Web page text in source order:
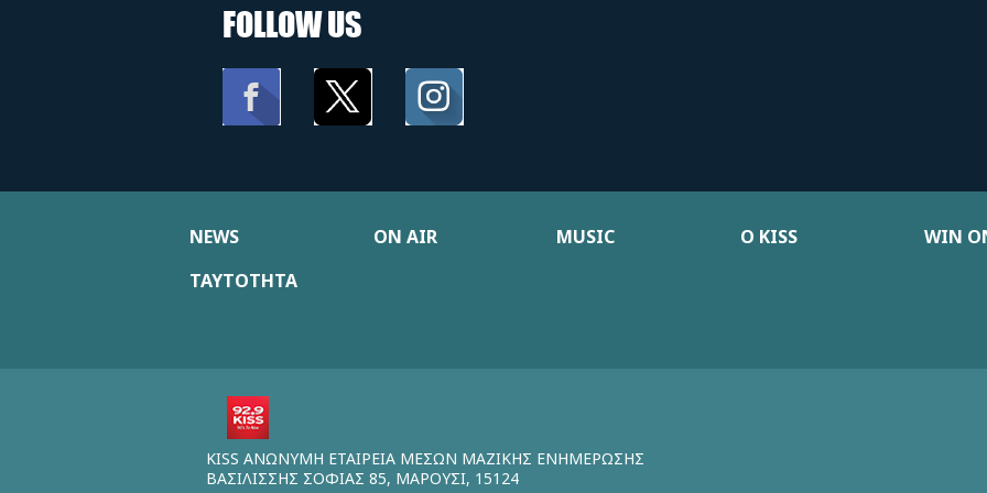
FOLLOW US
NEWS ON AIR MUSIC Ο KISS WIN
ΤΑΥΤΟΤΗΤΑ
KISS ΑΝΩΝΥΜΗ ΕΤΑΙΡΕΙΑ ΜΕΣΩΝ ΜΑΖΙΚΗΣ ΕΝΗΜΕΡΩΣΗΣ
ΒΑΣΙΛΙΣΣΗΣ ΣΟΦΙΑΣ 85, ΜΑΡΟΥΣΙ, 15124